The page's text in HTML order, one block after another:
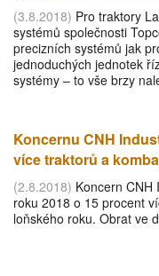
(3.8.2018) Pro traktory
systémů společnosti
precizních systémů jak
jednoduchých jednotek
systémy – to vše brzy
Koncernu CNH
více traktorů a
(2.8.2018) Koncern
roku 2018 o 15 procent
loňského roku. Obrat ve